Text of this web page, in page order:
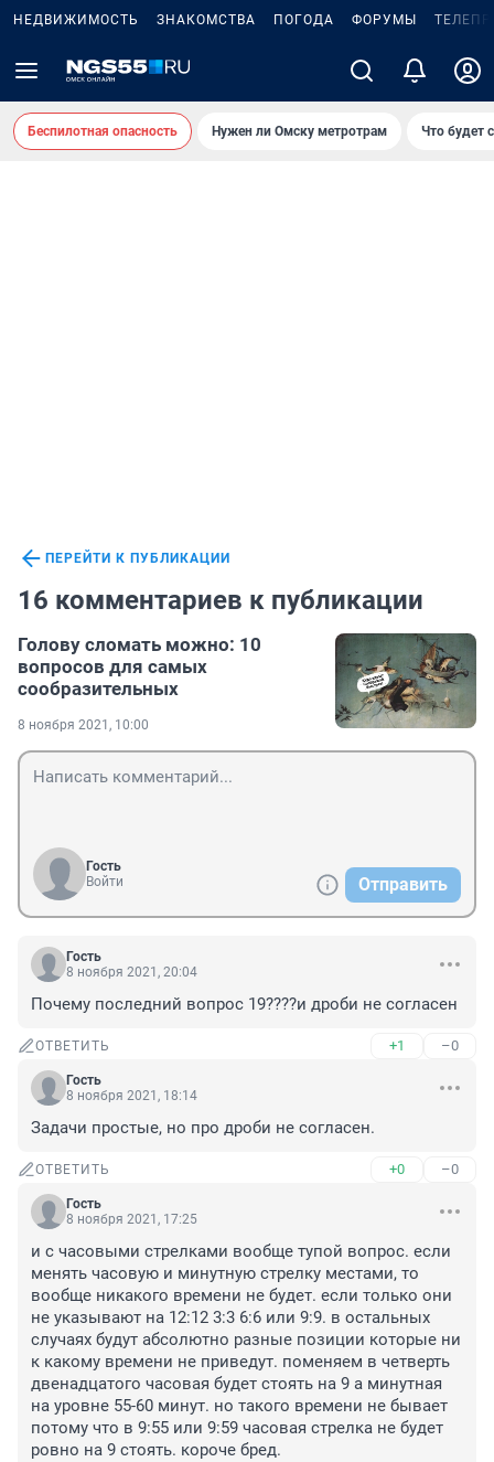
НЕДВИЖИМОСТЬ ЗНАКОМСТВА ПОГОДА ФОРУМЫ
Беспилотная опасность Нужен ли Омску метротрам Что будет
ПЕРЕЙТИ К ПУБЛИКАЦИИ
16 комментариев к публикации
Голову сломать можно: 10
вопросов для самых
сообразительных
8 ноября 2021, 10:00
Гость
Войти
Отправить
Гость
8 ноября 2021, 20:04
Почему последний вопрос 19????и дроби не согласен
ОТВЕТИТЬ +1 –0
Гость
8 ноября 2021, 18:14
Задачи простые, но про дроби не согласен.
ОТВЕТИТЬ +0 –0
Гость
8 ноября 2021, 17:25
и с часовыми стрелками вообще тупой вопрос. если
менять часовую и минутную стрелку местами, то
вообще никакого времени не будет. если только они
не указывают на 12:12 3:3 6:6 или 9:9. в остальных
случаях будут абсолютно разные позиции которые ни
к какому времени не приведут. поменяем в четверть
двенадцатого часовая будет стоять на 9 а минутная
на уровне 55-60 минут. но такого времени не бывает
потому что в 9:55 или 9:59 часовая стрелка не будет
ровно на 9 стоять. короче бред.